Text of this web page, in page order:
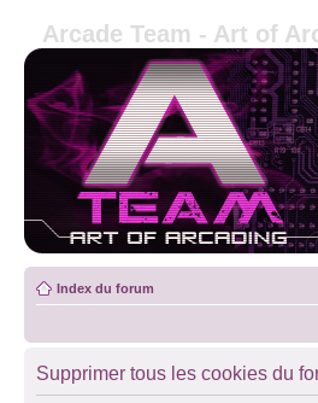
Arcade Team - Art of
Index du forum
Supprimer tous les cookies du